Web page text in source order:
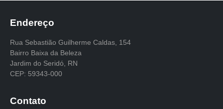
Endereço
Rua Sebastião Guilherme Caldas, 154
Bairro Baixa da Beleza
Jardim do Seridó, RN
CEP: 59343-000
Contato